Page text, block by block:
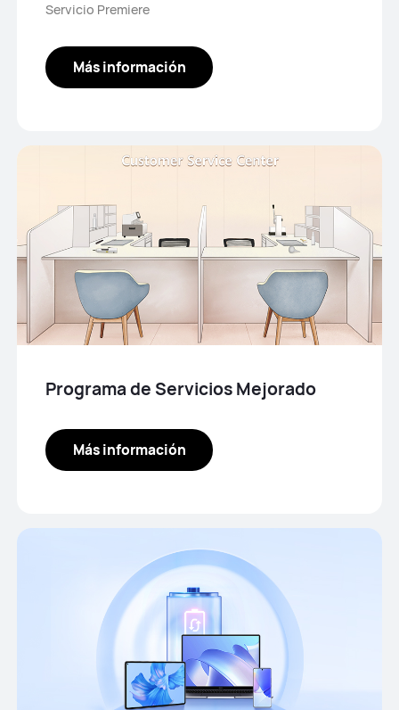
Servicio Premiere
Más información
Programa de Servicios Mejorado
Más información